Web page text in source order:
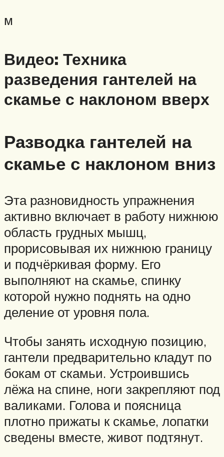
м
Видео: Техника
разведения гантелей на
скамье с наклоном вверх
Разводка гантелей на
скамье с наклоном вниз
Эта разновидность упражнения
активно включает в работу нижнюю
область грудных мышц,
прорисовывая их нижнюю границу
и подчёркивая форму. Его
выполняют на скамье, спинку
которой нужно поднять на одно
деление от уровня пола.
Чтобы занять исходную позицию,
гантели предварительно кладут по
бокам от скамьи. Устроившись
лёжа на спине, ноги закрепляют под
валиками. Голова и поясница
плотно прижаты к скамье, лопатки
сведены вместе, живот подтянут.